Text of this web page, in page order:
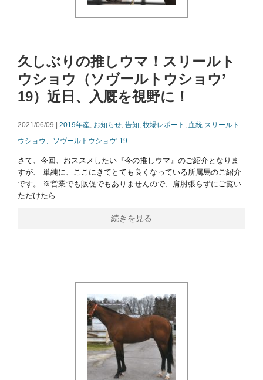
久しぶりの推しウマ！スリールト
ウショウ（ソヴールトウショウ’
19）近日、入厩を視野に！
2021/06/09 | 2019年産 お知らせ 告知 牧場レポート 血統 スリールト
ウショウ、ソヴールトウショウ' 19
さて、今回、おススメしたい『今の推しウマ』のご紹介となりま
すが、 単純に、ここにきてとても良くなっている所属馬のご紹介
です。 ※営業でも販促でもありませんので、肩肘張らずにご覧い
ただけたら
続きを見る